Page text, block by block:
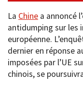
La Chine a annoncé
antidumping sur les
européenne.
dernier en réponse
imposées par l’UE
chinois, se